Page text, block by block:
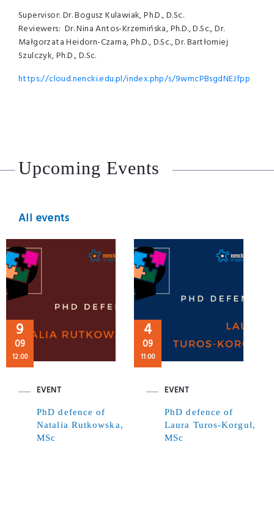
Supervisor: Dr. Bogusz Kulawiak, Ph.D., D.Sc.
Reviewers: Dr. Nina Antos-Krzemińska, Ph.D., D.Sc., Dr.
Małgorzata Heidorn-Czarna, Ph.D., D.Sc., Dr. Bartłomiej
Szulczyk, Ph.D., D.Sc.
https://cloud.nencki.edu.pl/index.php/s/9wmcPBsgdNEJfpp
Upcoming Events
All events
9
09
12:00
EVENT
PhD defence of
Natalia Rutkowska,
MSc
4
09
11:00
EVENT
PhD defence of
Laura Turos-Korgul,
MSc